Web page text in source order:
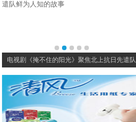
电视剧《掩不住的阳光》聚焦北上抗日先遣队